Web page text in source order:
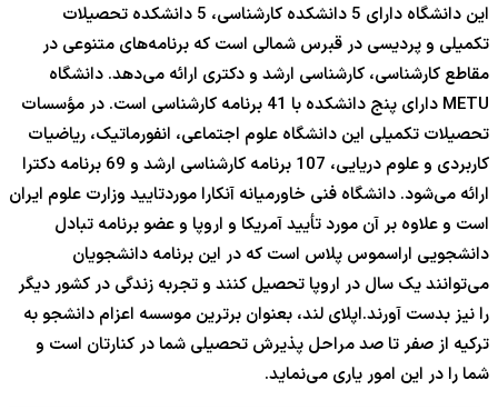
این دانشگاه دارای 5 دانشکده کارشناسی، 5 دانشکده تحصیلات
تکمیلی و پردیسی در قبرس شمالی است که برنامه‌های متنوعی در
مقاطع کارشناسی، کارشناسی ارشد و دکتری ارائه می‌دهد. دانشگاه
METU دارای پنج دانشکده با 41 برنامه کارشناسی است. در مؤسسات
تحصیلات تکمیلی این دانشگاه علوم اجتماعی، انفورماتیک، ریاضیات
کاربردی و علوم دریایی، 107 برنامه کارشناسی ارشد و 69 برنامه دکترا
ارائه می‌شود. دانشگاه فنی خاورمیانه آنکارا موردتایید وزارت علوم ایران
است و علاوه بر آن مورد تأیید آمریکا و اروپا و عضو برنامه تبادل
دانشجویی اراسموس پلاس است که در این برنامه دانشجویان
می‌توانند یک سال در اروپا تحصیل کنند و تجربه زندگی در کشور دیگر
را نیز بدست آورند.اپلای لند، بعنوان برترین موسسه اعزام دانشجو به
ترکیه از صفر تا صد مراحل پذیرش تحصیلی شما در کنارتان است و
شما را در این امور یاری می‌نماید.